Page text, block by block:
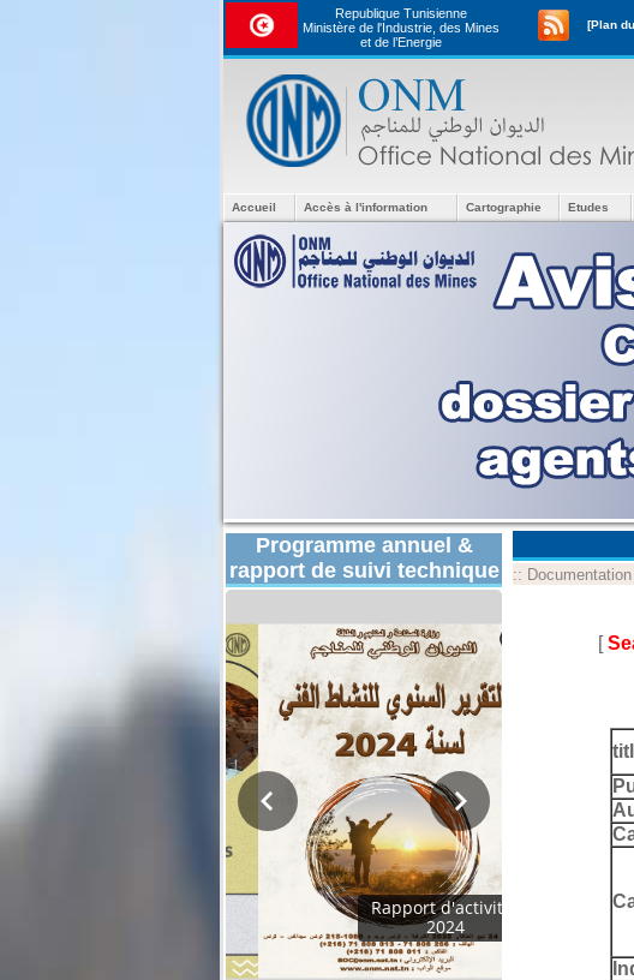
Republique Tunisienne
Ministère de l'Industrie, des Mines
et de l’Energie
[Plan
Accueil Accès à l'information Cartographie Etudes
Programme annuel &
rapport de suivi technique
Programmes
Techniques 2026
::
[